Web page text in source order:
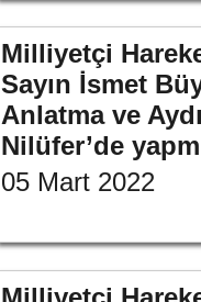
Milliyetçi
Sayın İsmet
Anlatma ve
Nilüfer’de
05 Mart 2022